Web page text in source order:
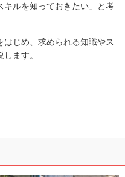
キルを知っておきたい」と考
はじめ、求められる知識やス
ます。